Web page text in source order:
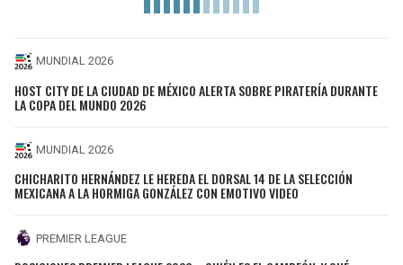
MUNDIAL 2026
HOST CITY DE LA CIUDAD DE MÉXICO ALERTA SOBRE PIRATERÍA DURANTE
LA COPA DEL MUNDO 2026
MUNDIAL 2026
CHICHARITO HERNÁNDEZ LE HEREDA EL DORSAL 14 DE LA SELECCIÓN
MEXICANA A LA HORMIGA GONZÁLEZ CON EMOTIVO VIDEO
PREMIER LEAGUE